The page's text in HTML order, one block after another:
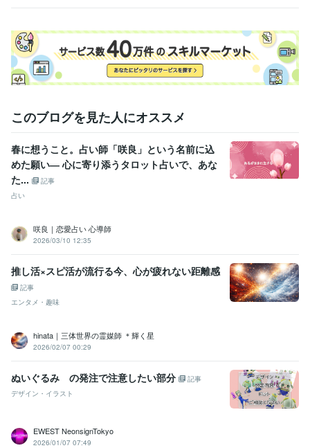
このブログを見た人にオススメ
春に想うこと。占い師「咲良」という名前に込
めた願い― 心に寄り添うタロット占いで、あな
た...
記事
占い
咲良｜恋愛占い 心導師
2026/03/10 12:35
推し活×スピ活が流行る今、心が疲れない距離感
記事
エンタメ・趣味
hinata｜三体世界の霊媒師 ＊輝く星
2026/02/07 00:29
ぬいぐるみ の発注で注意したい部分
記事
デザイン・イラスト
EWEST NeonsignTokyo
2026/01/07 07:49